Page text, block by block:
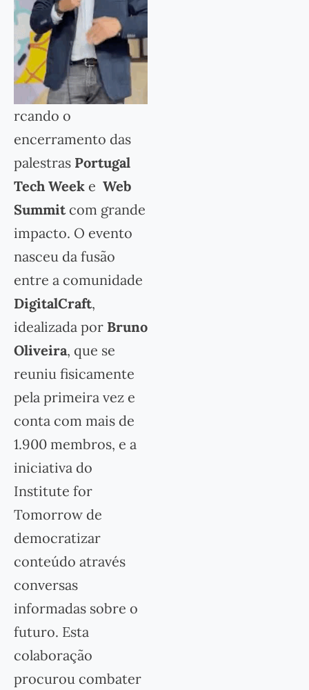
rcando o
encerramento das
palestras Portugal
Tech Week e Web
Summitcom grande
impacto. O evento
nasceu da fusão
entre a comunidade
DigitalCraft,
idealizada por Bruno
Oliveira, que se
reuniu fisicamente
pela primeira vez e
conta com mais de
1.900 membros, e a
iniciativa do
Institute for
Tomorrow de
democratizar
conteúdo através
conversas
informadas sobre o
futuro. Esta
colaboração
procurou combater